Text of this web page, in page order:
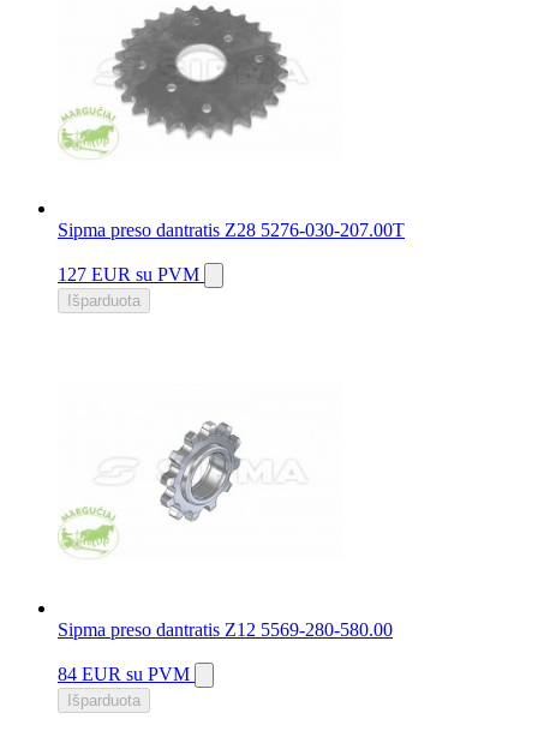
Sipma preso dantratis Z28 5276-030-207.00T
127 EUR su PVM
Išparduota
Sipma preso dantratis Z12 5569-280-580.00
84 EUR su PVM
Išparduota